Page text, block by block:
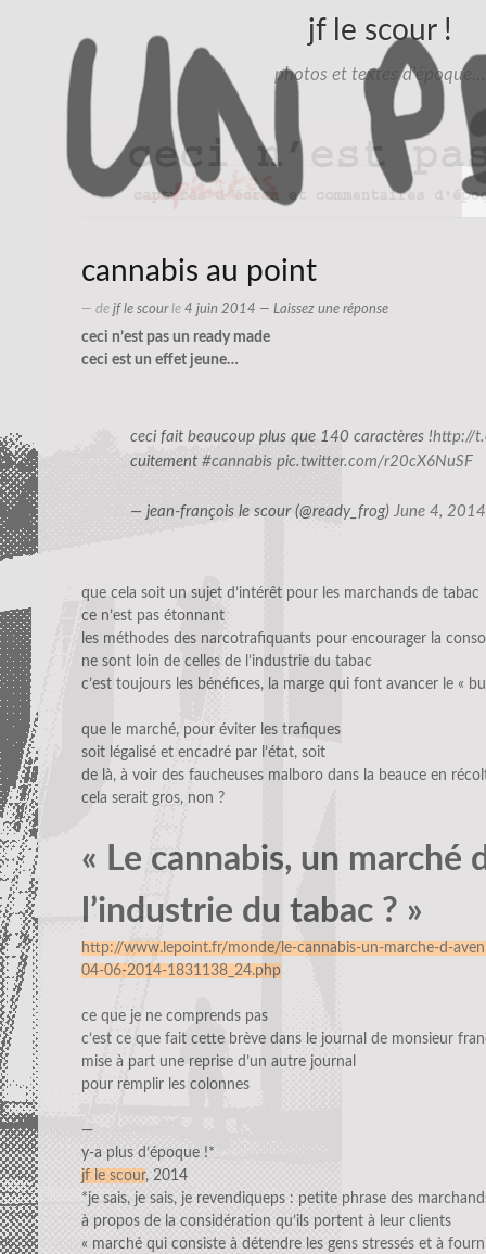
jf le scour !
photos et textes d'époque…
cannabis au point
— de jf le scourle 4 juin 2014 — Laissez une réponse
ceci n’est pas un ready made
ceci est un effet jeune…
ceci fait beaucoup plus que 140 caractères !http://
cuitement #cannabis pic.twitter.com/r20cX6NuSF
— jean-françois le scour (@ready_frog) June 4, 2014
que cela soit un sujet d’intérêt pour les marchands de tabac
ce n’est pas étonnant
les méthodes des narcotrafiquants pour encourager la
ne sont loin de celles de l’industrie du tabac
c’est toujours les bénéfices, la marge qui font avancer le «
que le marché, pour éviter les trafiques
soit légalisé et encadré par l’état, soit
de là, à voir des faucheuses malboro dans la beauce en
cela serait gros, non ?
« Le cannabis, un marché
l’industrie du tabac ? »
http://www.lepoint.fr/monde/le-cannabis-un-marche-d-
04-06-2014-1831138_24.php
ce que je ne comprends pas
c’est ce que fait cette brève dans le journal de monsieur
mise à part une reprise d’un autre journal
pour remplir les colonnes
—
y-a plus d’époque !*
jf le scour, 2014
*je sais, je sais, je revendiqueps : petite phrase des
à propos de la considération qu’ils portent à leur clients
« marché qui consiste à détendre les gens stressés et à